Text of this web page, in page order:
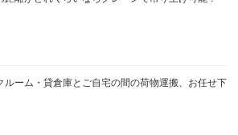
ルーム・貸倉庫とご自宅の間の荷物運搬、お任せ下